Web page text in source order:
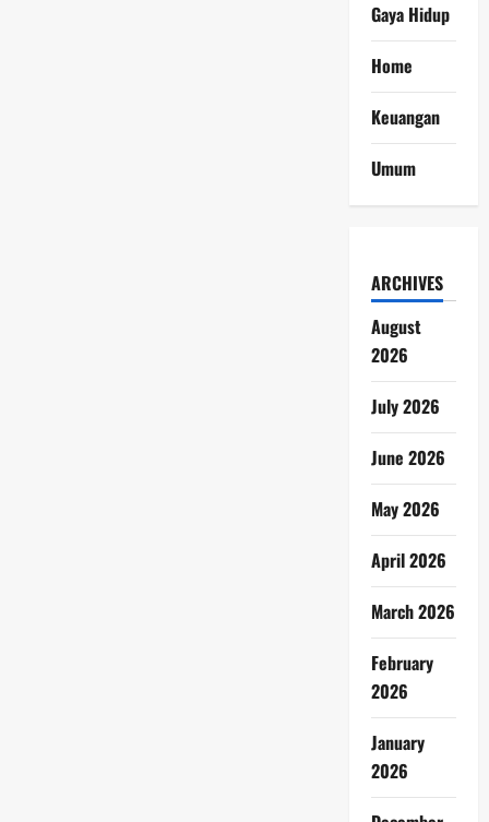
Gaya Hidup
Home
Keuangan
Umum
ARCHIVES
August
2026
July 2026
June 2026
May 2026
April 2026
March 2026
February
2026
January
2026